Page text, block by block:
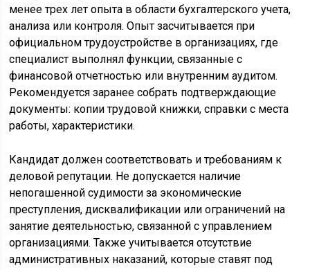
менее трех лет опыта в области бухгалтерского учета,
анализа или контроля. Опыт засчитывается при
официальном трудоустройстве в организациях, где
специалист выполнял функции, связанные с
финансовой отчетностью или внутренним аудитом.
Рекомендуется заранее собрать подтверждающие
документы: копии трудовой книжки, справки с места
работы, характеристики.
Кандидат должен соответствовать и требованиям к
деловой репутации. Не допускается наличие
непогашенной судимости за экономические
преступления, дисквалификации или ограничений на
занятие деятельностью, связанной с управлением
организациями. Также учитывается отсутствие
административных наказаний, которые ставят под